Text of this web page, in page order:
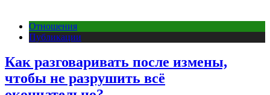
Отношения
Публикации
Как разговаривать после измены,
чтобы не разрушить всё